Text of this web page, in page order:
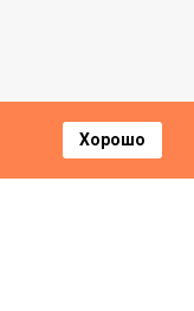
Хорошо